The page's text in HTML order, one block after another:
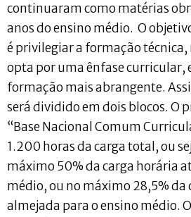
continuaram como matérias
anos do ensino médio. O
é privilegiar a formação
opta por uma ênfase curricular,
formação mais abrangente.
será dividido em dois blocos. O
“Base Nacional Comum
1.200 horas da carga total, ou
máximo 50% da carga horária
médio, ou no máximo 28,5% da
almejada para o ensino médio.